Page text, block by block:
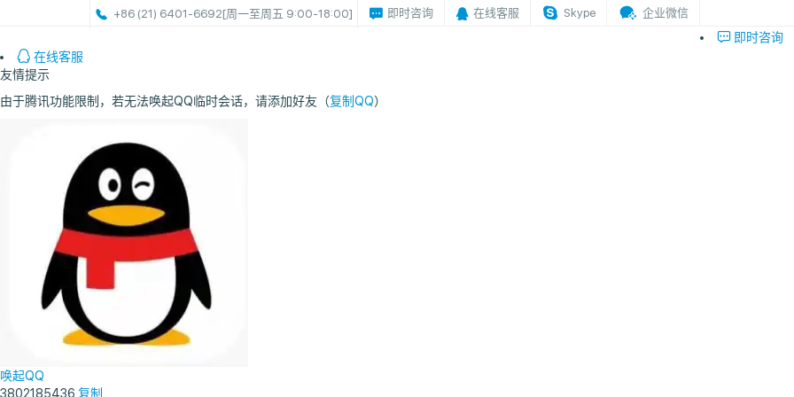
+86 (21) 6401-6692[周一至周五 9:00-18:00] 即时咨询 在线客服 Skype 企业微信
即时咨询
在线客服
友情提示
由于腾讯功能限制，若无法唤起QQ临时会话，请添加好友（复制QQ）
唤起QQ
3802185436 复制